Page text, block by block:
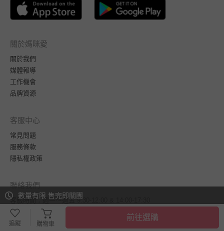
追蹤 購物車
前往選購
數量有限 售完即關團
關於媽咪愛
關於我們
媒體報導
工作機會
品牌資源
客服中心
常見問題
服務條款
隱私權政策
聯絡我們
客服時間：週一～週五 9:30-12:00 & 14:00-17:30
台灣訂單LINE@客服
海外訂單service@mamilove.com.tw